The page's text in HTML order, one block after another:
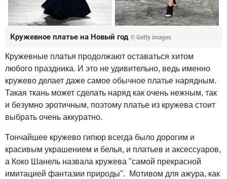
Кружевное платье на Новый год © Getty images
Кружевные платья продолжают оставаться хитом
любого праздника. И это не удивительно, ведь именно
кружево делает даже самое обычное платье нарядным.
Такая ткань может сделать наряд как очень нежным, так
и безумно эротичным, поэтому платье из кружева стоит
выбрать очень аккуратно.
Тончайшее кружево гипюр всегда было дорогим и
красивым украшением и белья, и платьев и аксессуаров,
а Коко Шанель назвала кружева "самой прекрасной
имитацией фантазии природы". Мотивом для ажура, как